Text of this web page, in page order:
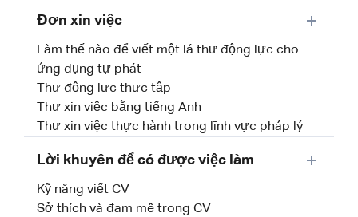
Đơn xin việc
Làm thế nào để viết một lá thư động lực cho
ứng dụng tự phát
Thư động lực thực tập
Thư xin việc bằng tiếng Anh
Thư xin việc thực hành trong lĩnh vực pháp lý
Lời khuyên để có được việc làm
Kỹ năng viết CV
Sở thích và đam mê trong CV